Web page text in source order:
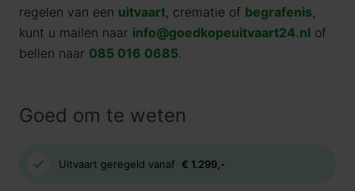
regelen van een uitvaart, crematie of begrafenis,
kunt u mailen naar info@goedkopeuitvaart24.nl of
bellen naar 085 016 0685.
Goed om te weten
Uitvaart geregeld vanaf € 1.299,-